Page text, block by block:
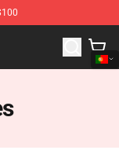
The Diver